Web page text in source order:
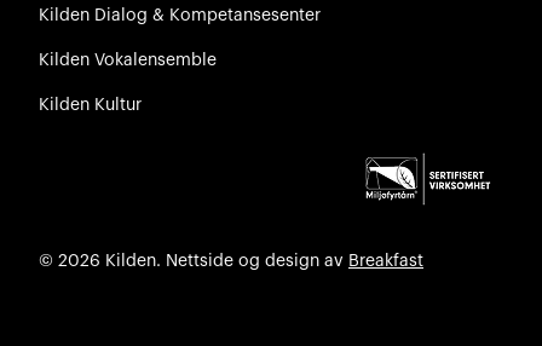
Kilden Dialog & Kompetansesenter
Kilden Vokalensemble
Kilden Kultur
© 2026 Kilden. Nettside og design av Breakfast